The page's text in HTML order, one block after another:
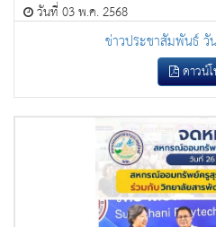
วันที่ 03 พ.ค. 2568
ข่าวประชาสัมพันธ์
ดาวน์